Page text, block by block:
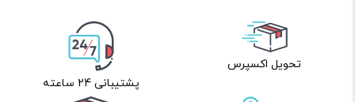
تحویل اکسپرس
پشتیبانی 24 ساعته